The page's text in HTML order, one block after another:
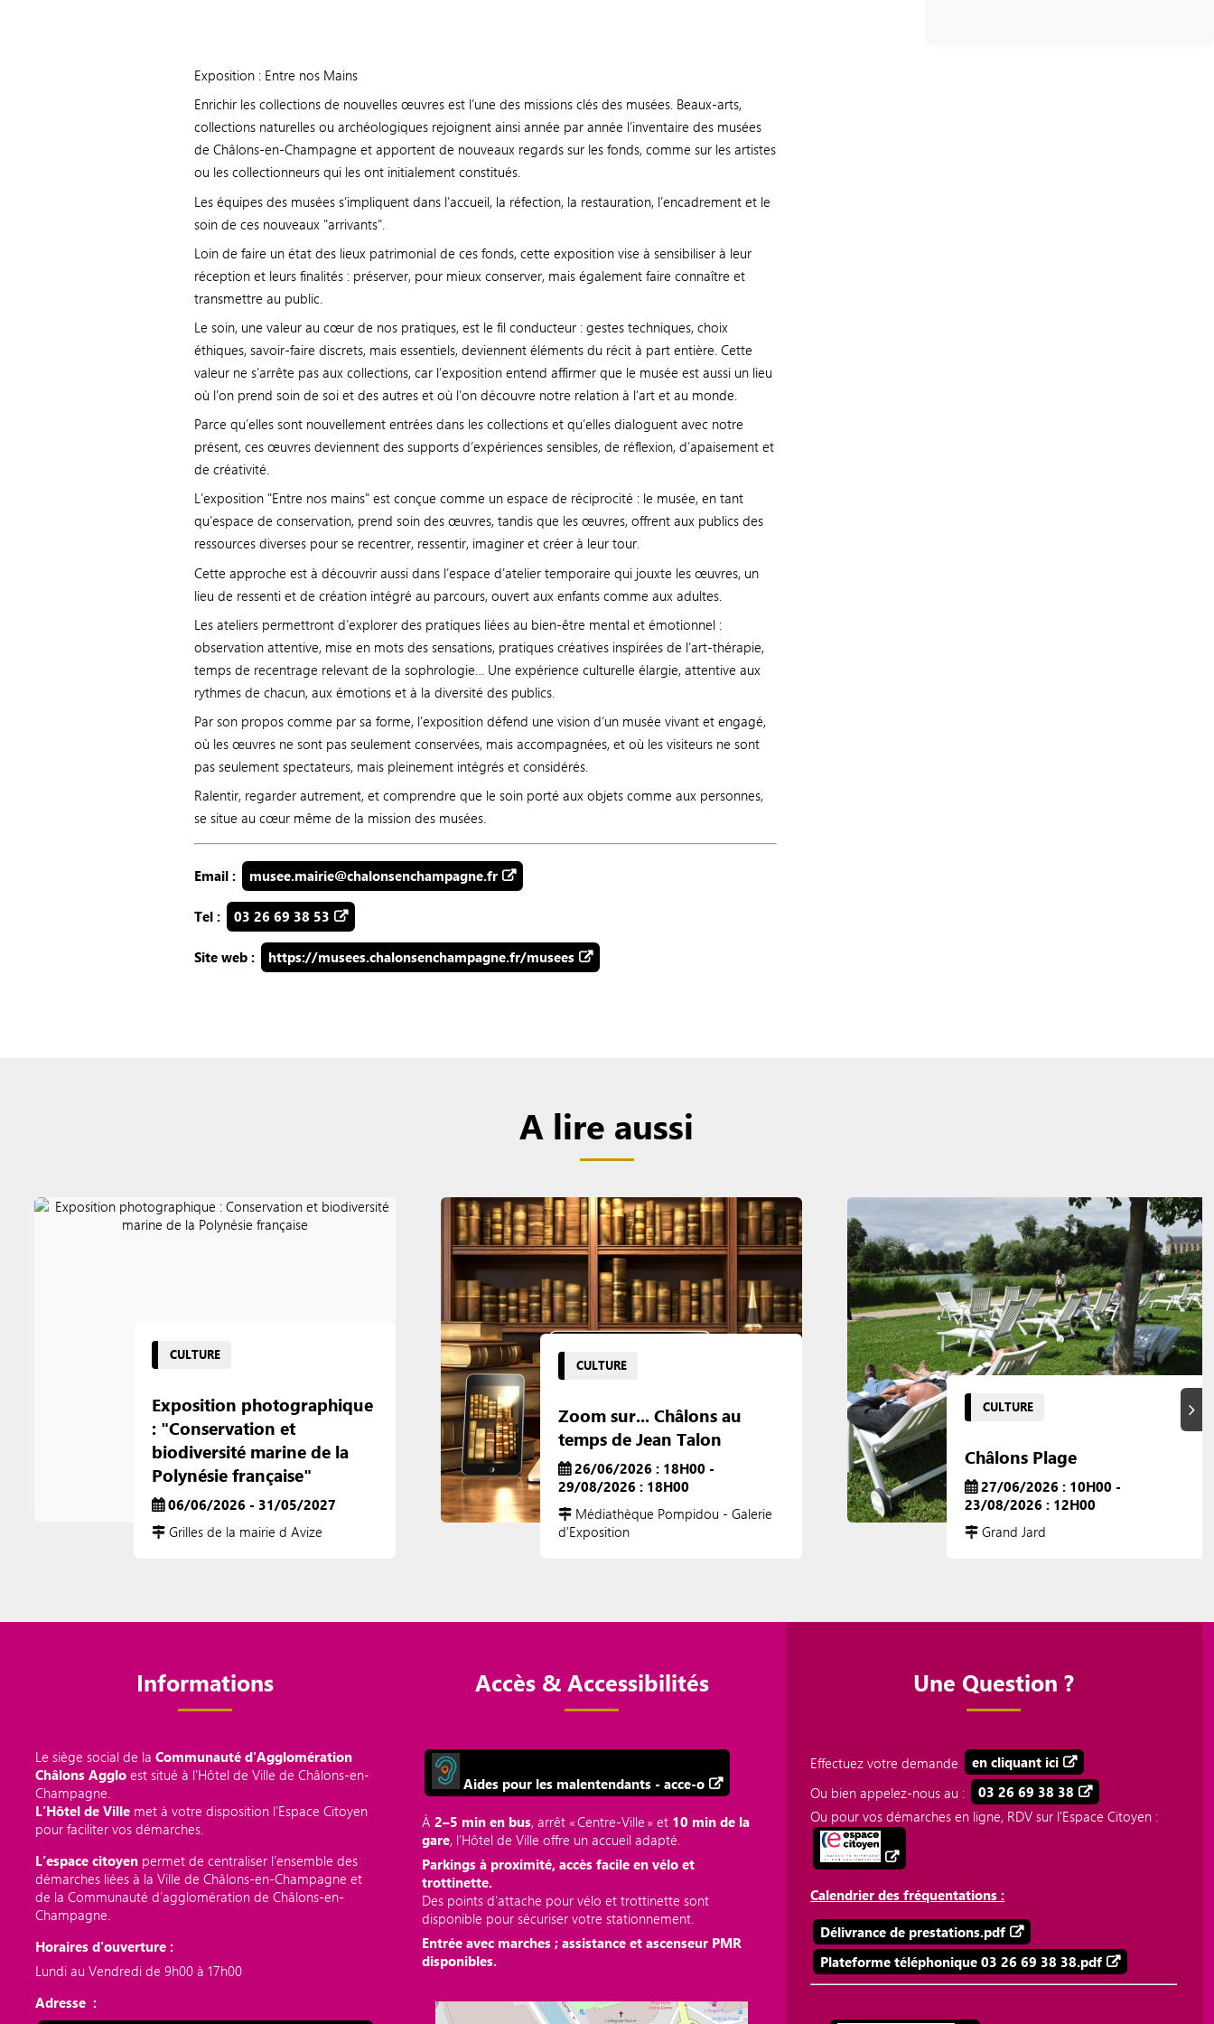
Exposition : Entre nos Mains
Enrichir les collections de nouvelles œuvres est l’une des missions clés des musées. Beaux-arts,
collections naturelles ou archéologiques rejoignent ainsi année par année l’inventaire des musées
de Châlons-en-Champagne et apportent de nouveaux regards sur les fonds, comme sur les artistes
ou les collectionneurs qui les ont initialement constitués.
Les équipes des musées s’impliquent dans l’accueil, la réfection, la restauration, l’encadrement et le
soin de ces nouveaux "arrivants".
Loin de faire un état des lieux patrimonial de ces fonds, cette exposition vise à sensibiliser à leur
réception et leurs finalités : préserver, pour mieux conserver, mais également faire connaître et
transmettre au public.
Le soin, une valeur au cœur de nos pratiques, est le fil conducteur : gestes techniques, choix
éthiques, savoir-faire discrets, mais essentiels, deviennent éléments du récit à part entière. Cette
valeur ne s’arrête pas aux collections, car l’exposition entend affirmer que le musée est aussi un lieu
où l’on prend soin de soi et des autres et où l’on découvre notre relation à l’art et au monde.
Parce qu’elles sont nouvellement entrées dans les collections et qu’elles dialoguent avec notre
présent, ces œuvres deviennent des supports d’expériences sensibles, de réflexion, d’apaisement et
de créativité.
L’exposition "Entre nos mains" est conçue comme un espace de réciprocité : le musée, en tant
qu’espace de conservation, prend soin des œuvres, tandis que les œuvres, offrent aux publics des
ressources diverses pour se recentrer, ressentir, imaginer et créer à leur tour.
Cette approche est à découvrir aussi dans l’espace d'atelier temporaire qui jouxte les œuvres, un
lieu de ressenti et de création intégré au parcours, ouvert aux enfants comme aux adultes.
Les ateliers permettront d’explorer des pratiques liées au bien-être mental et émotionnel :
observation attentive, mise en mots des sensations, pratiques créatives inspirées de l’art-thérapie,
temps de recentrage relevant de la sophrologie… Une expérience culturelle élargie, attentive aux
rythmes de chacun, aux émotions et à la diversité des publics.
Par son propos comme par sa forme, l’exposition défend une vision d’un musée vivant et engagé,
où les œuvres ne sont pas seulement conservées, mais accompagnées, et où les visiteurs ne sont
pas seulement spectateurs, mais pleinement intégrés et considérés.
Ralentir, regarder autrement, et comprendre que le soin porté aux objets comme aux personnes,
se situe au cœur même de la mission des musées.
Email : musee.mairie@chalonsenchampagne.fr
Tel : 03 26 69 38 53
Site web : https://musees.chalonsenchampagne.fr/musees
A lire aussi
CULTURE
Exposition photographique
: "Conservation et
biodiversité marine de la
Polynésie française"
06/06/2026 - 31/05/2027
Grilles de la mairie d Avize
CULTURE
Zoom sur... Châlons au
temps de Jean Talon
26/06/2026 : 18H00 -
29/08/2026 : 18H00
Médiathèque Pompidou - Galerie
d'Exposition
CULTURE
Châlons Plage
27/06/2026 : 10H00 -
23/08/2026 : 12H00
Grand Jard
Informations
Le siège social de laCommunauté d'Agglomération
Châlons Aggloest situé à l'Hôtel de Ville de Châlons-en-
Champagne.
L’Hôtel de Ville met à votre disposition l’Espace Citoyen
pour faciliter vos démarches.
L’espace citoyen permet de centraliser l’ensemble des
démarches liées à la Ville de Châlons-en-Champagne et
de la Communauté d’agglomération de Châlons-en-
Champagne.
Horaires d'ouverture :
Lundi au Vendredi de 9h00 à 17h00
Adresse :
Accès & Accessibilités
Aides pour les malentendants - acce-o
À2–5 min en bus, arrêt « Centre‑Ville » et 10 min de la
gare, l’Hôtel de Ville offre un accueil adapté.
Parkings à proximité, accès facile en vélo et
trottinette.
Des points d'attache pour vélo et trottinette sont
disponible pour sécuriser votre stationnement.
Entrée avec marches ; assistance et ascenseur PMR
disponibles.
Une Question ?
Effectuez votre demande
en cliquant ici
Ou bien appelez-nous au :
03 26 69 38 38
Ou pour vos démarches en ligne, RDV sur l'Espace Citoyen :
Calendrier des fréquentations :
Délivrance de prestations.pdf
Plateforme téléphonique 03 26 69 38 38.pdf